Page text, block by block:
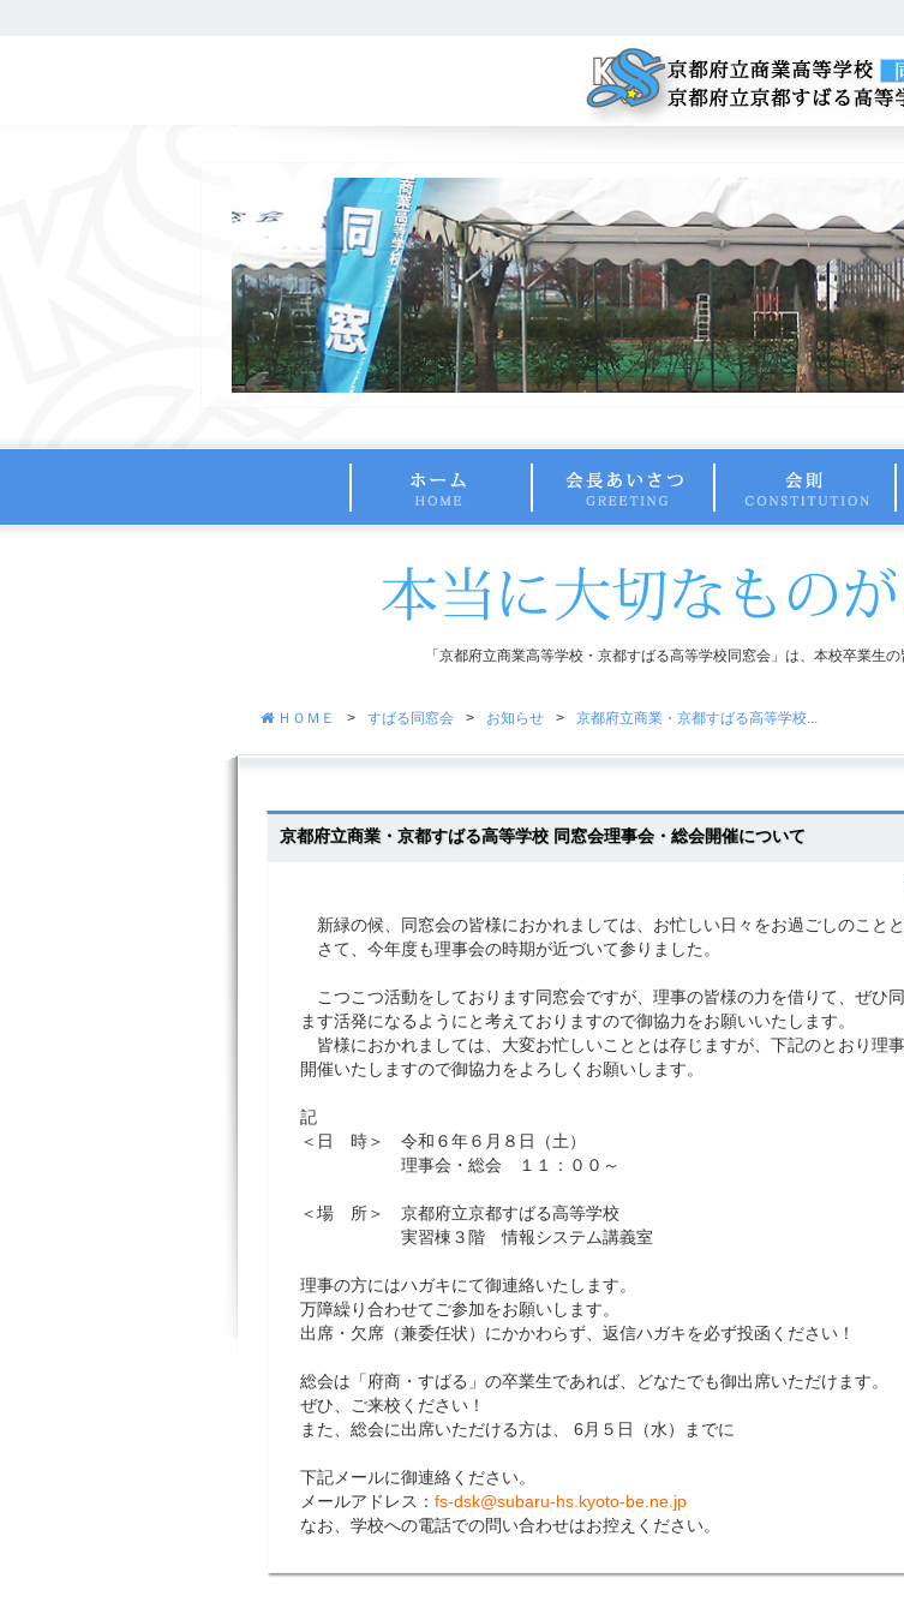
「京都府立商業高等学校・京都すばる高等学校同窓会」は、本校卒業生
ＨＯＭＥ > すばる同窓会 > お知らせ > 京都府立商業・京都すばる高等学校...
京都府立商業・京都すばる高等学校 同窓会理事会・総会開催について
新緑の候、同窓会の皆様におかれましては、お忙しい日々をお過ごしのことと
さて、今年度も理事会の時期が近づいて参りました。
こつこつ活動をしております同窓会ですが、理事の皆様の力を借りて、ぜひ
ます活発になるようにと考えておりますので御協力をお願いいたします。
皆様におかれましては、大変お忙しいこととは存じますが、下記のとおり理
開催いたしますので御協力をよろしくお願いします。
記
＜日 時＞ 令和６年６月８日（土）
理事会・総会 １１：００～
＜場 所＞ 京都府立京都すばる高等学校
実習棟３階 情報システム講義室
理事の方にはハガキにて御連絡いたします。
万障繰り合わせてご参加をお願いします。
出席・欠席（兼委任状）にかかわらず、返信ハガキを必ず投函ください！
総会は「府商・すばる」の卒業生であれば、どなたでも御出席いただけます。
ぜひ、ご来校ください！
また、総会に出席いただける方は、 6月５日（水）までに
下記メールに御連絡ください。
メールアドレス： fs-dsk@subaru-hs.kyoto-be.ne.jp
なお、学校への電話での問い合わせはお控えください。